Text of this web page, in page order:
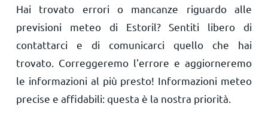
Hai trovato errori o mancanze riguardo alle
previsioni meteo di Estoril? Sentiti libero di
contattarci e di comunicarci quello che hai
trovato. Correggeremo l'errore e aggiorneremo
le informazioni al più presto! Informazioni meteo
precise e affidabili: questa è la nostra priorità.